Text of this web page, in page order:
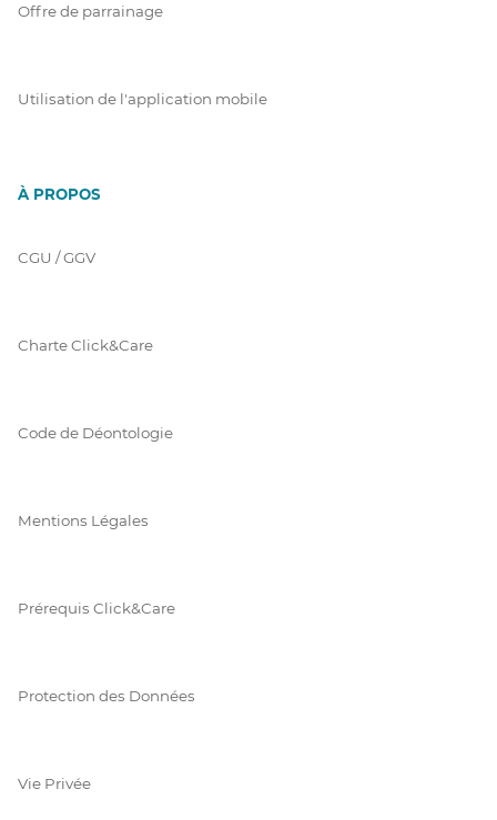
Offre de parrainage
Utilisation de l'application mobile
À PROPOS
CGU / GGV
Charte Click&Care
Code de Déontologie
Mentions Légales
Prérequis Click&Care
Protection des Données
Vie Privée